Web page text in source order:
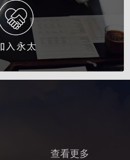
查看更多